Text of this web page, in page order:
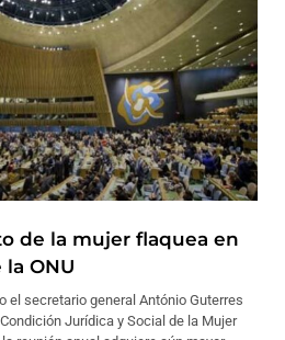
de la mujer flaquea en
la ONU
el secretario general António Guterres
Jurídica y Social de la Mujer